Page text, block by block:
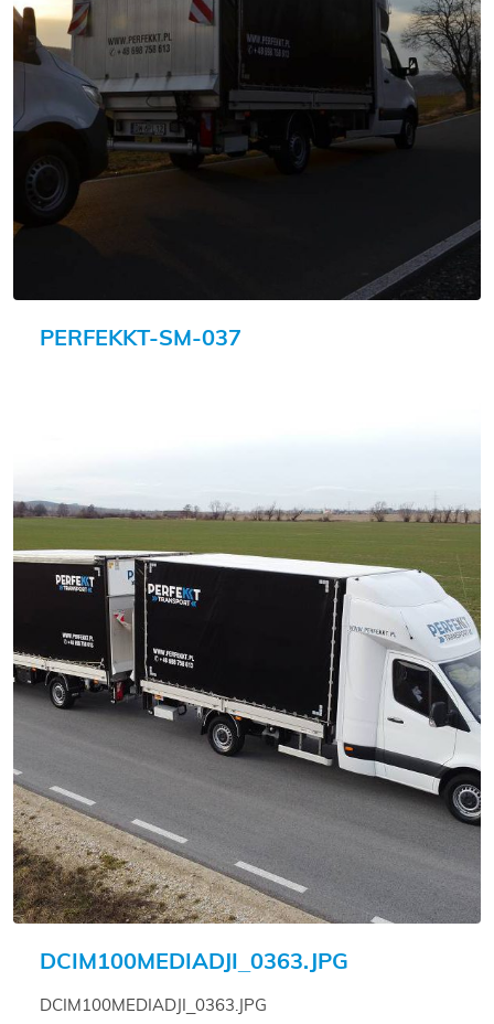
PERFEKKT-SM-037
DCIM100MEDIADJI_0363.JPG
DCIM100MEDIADJI_0363.JPG